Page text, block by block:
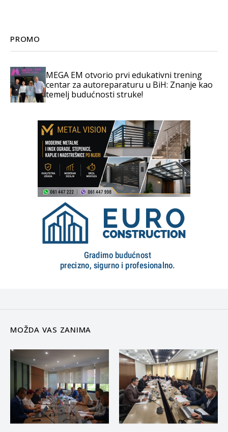
PROMO
MEGA EM otvorio prvi edukativni trening
centar za autoreparaturu u BiH: Znanje kao
temelj budućnosti struke!
MOŽDA VAS ZANIMA